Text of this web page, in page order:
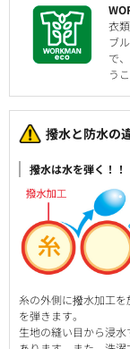
衣
ブ
で
う
撥水と防水の
撥水は水を弾く！！
糸の外側に撥水加工を
を弾きます。
生地の縫い目から浸